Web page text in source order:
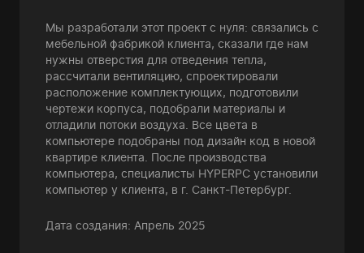
Мы разработали этот проект с нуля: связались с
мебельной фабрикой клиента, сказали где нам
нужны отверстия для отведения тепла,
рассчитали вентиляцию, спроектировали
расположение комплектующих, подготовили
чертежи корпуса, подобрали материалы и
отладили потоки воздуха. Все цвета в
компьютере подобраны под дизайн код в новой
квартире клиента. После производства
компьютера, специалисты HYPERPC установили
компьютер у клиента, в г. Санкт-Петербург.
Дата создания: Апрель 2025